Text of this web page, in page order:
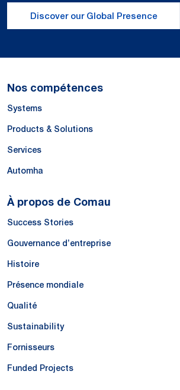
Discover our Global Presence
Nos compétences
Systems
Products & Solutions
Services
Automha
À propos de Comau
Success Stories
Gouvernance d’entreprise
Histoire
Présence mondiale
Qualité
Sustainability
Fornisseurs
Funded Projects